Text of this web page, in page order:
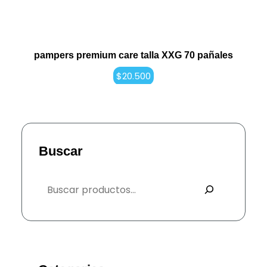
Buscar
pampers premium care talla XXG 70 pañales
$20.500